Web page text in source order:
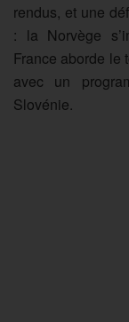
rendus, et une
: la Norvège
France aborde le
avec un
Slovénie.